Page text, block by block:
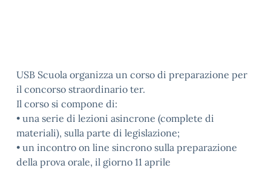
USB Scuola organizza un corso di preparazione per
il concorso straordinario ter.
Il corso si compone di:
• una serie di lezioni asincrone (complete di
materiali), sulla parte di legislazione;
• un incontro on line sincrono sulla preparazione
della prova orale, il giorno 11 aprile